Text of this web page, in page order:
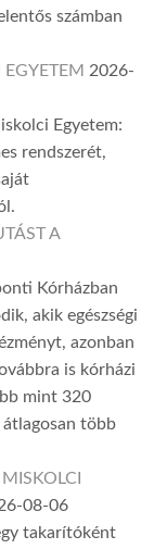
számban
2026-
Egyetem:
rendszerét,
A
Kórházban
akik egészségi
azonban
is kórházi
mint 320
több
08-06
takarítóként